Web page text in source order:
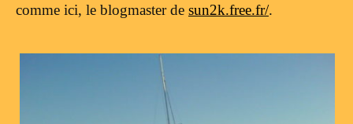
comme ici, le blogmaster de sun2k.free.fr/.